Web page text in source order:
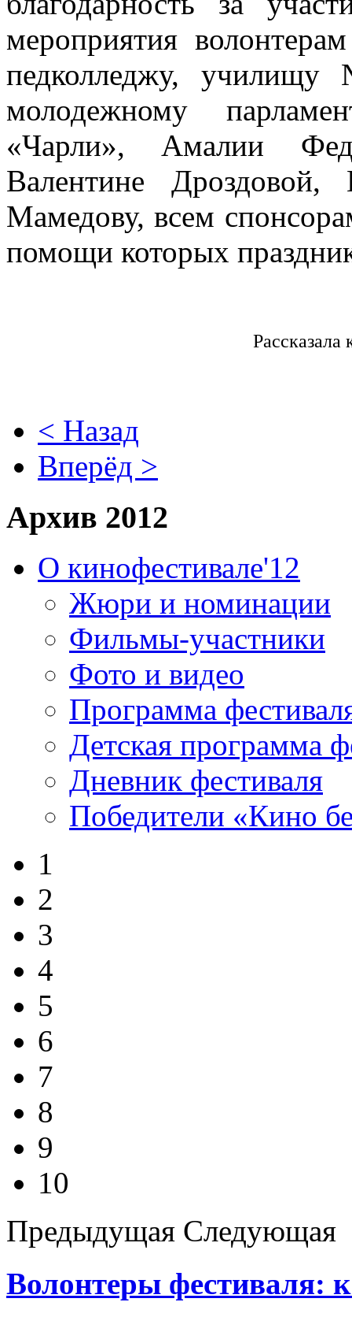
мероприятия
педколледжу,
молодежному
«Чарли», Амалии
Валентине Дроздовой,
Мамедову, всем
помощи которых
< Назад
Вперёд >
Архив 2012
О кинофестивале'12
Жюри и номинации
Фильмы-участники
Фото и видео
Программа
Детская программа
Дневник фестиваля
Победители «Кино
1
2
3
4
5
6
7
8
9
10
Предыдущая Следующая
Волонтеры фестиваля: